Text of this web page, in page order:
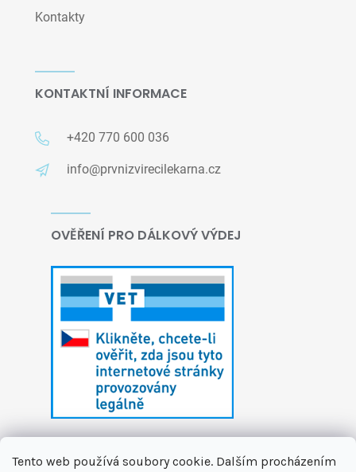
Tento web používá soubory cookie. Dalším procházením
Kontakty
KONTAKTNÍ INFORMACE
+420 770 600 036
info@prvnizvirecilekarna.cz
OVĚŘENÍ PRO DÁLKOVÝ VÝDEJ